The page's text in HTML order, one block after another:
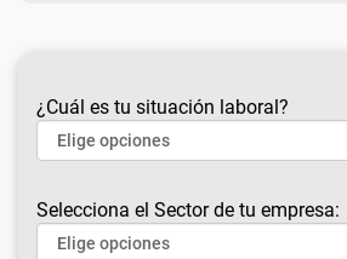
¿Cuál es tu situación laboral?
Selecciona el Sector de tu empresa: